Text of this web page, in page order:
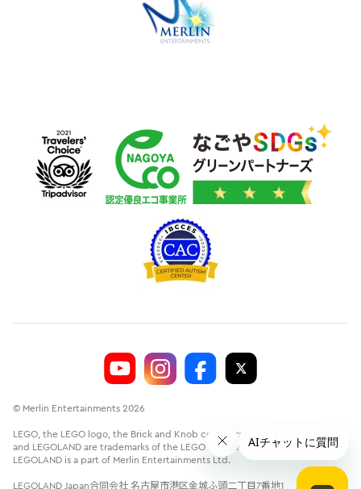
© Merlin Entertainments 2026
LEGO, the LEGO logo, the Brick and Knob configurations, the Minifigure
and LEGOLAND are trademarks of the LEGO Group.©2026 The LEGO Group.
LEGOLAND is a part of Merlin Entertainments Ltd.
LEGOLAND Japan合同会社 名古屋市港区金城ふ頭二丁目7番地1